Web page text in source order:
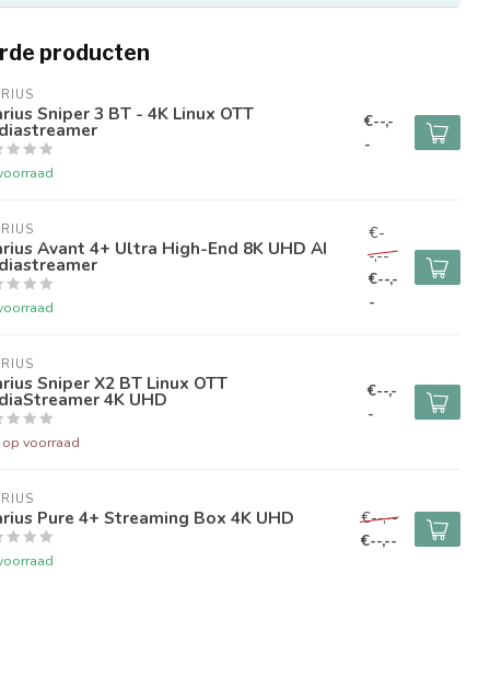
producten
Sniper 3 BT - 4K Linux OTT
€--,-
-
Avant 4+ Ultra High-End 8K UHD AI
€-
-,--
€--,-
-
Sniper X2 BT Linux OTT
4K UHD
voorraad
€--,-
-
Pure 4+ Streaming Box 4K UHD
€--,--
€--,--